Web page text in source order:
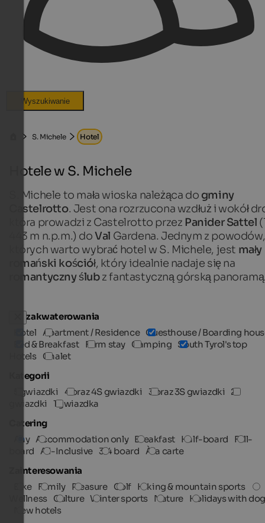
Wyszukiwanie
S. Michele Hotel
Hotele w S. Michele
S. Michele to mała wioska należąca do gminy
Castelrotto. Jest ona rozrzucona wzdłuż i wokół
która prowadzi z Castelrotto przez Panider Sattel
443 m n.p.m.) doVal Gardena. Jednym z
których warto wybrać hotel w S. Michele, jest mały
romański kościół, który idealnie nadaje się na
romantyczny ślubz fantastyczną górską
Typ zakwaterowania
Hotel Apartment / Residence Guesthouse / Boarding
Bed & Breakfast Farm stay Camping South Tyrol's top
Hotels Chalet
Kategorii
5 gwiazdki 4 oraz 4S gwiazdki 3 oraz 3S gwiazdki 2
gwiazdki 1 gwiazdka
Catering
Any Accommodation only Breakfast Half-board
Full-
board All-Inclusive 3/4 board À la carte
Zainteresowania
Bike Family Pleasure Golf Hiking & mountain sports
Wellness Culture Winter sports Nature Holidays with
New hotels